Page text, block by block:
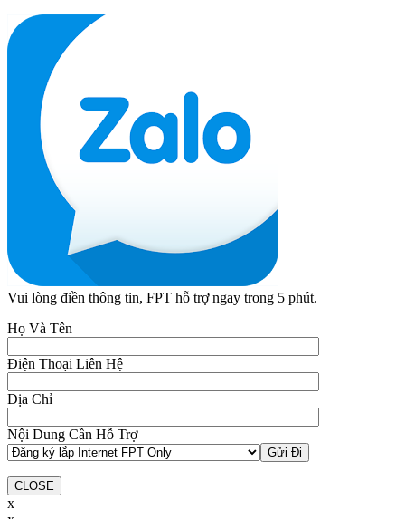
Vui lòng điền thông tin, FPT hỗ trợ ngay trong 5 phút.
Họ Và Tên
Điện Thoại Liên Hệ
Địa Chỉ
Nội Dung Cần Hỗ Trợ
CLOSE
x